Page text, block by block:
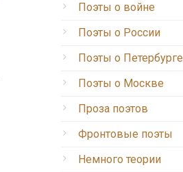
Поэты о войне
Поэты о России
Поэты о Петербурге
Поэты о Москве
Проза поэтов
Фронтовые поэты
Немного теории